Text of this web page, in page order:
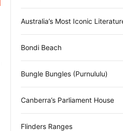
Australia’s Most Iconic
Bondi Beach
Bungle Bungles (Purnululu)
Canberra’s Parliament House
Flinders Ranges